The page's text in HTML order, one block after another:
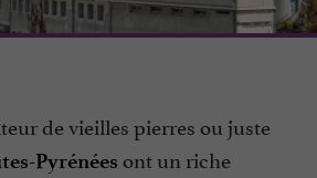
de vieilles pierres ou juste
Pyrénées ont un riche